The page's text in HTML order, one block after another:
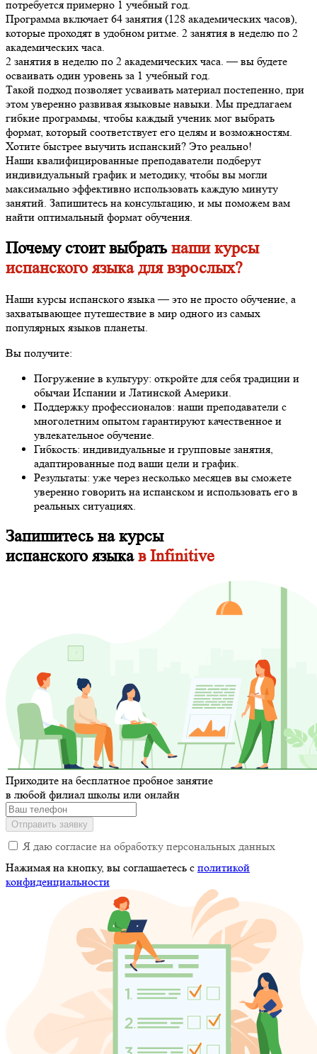
потребуется примерно 1 учебный год.
Программа включает 64 занятия (128 академических часов),
которые проходят в удобном ритме. 2 занятия в неделю по 2
академических часа.
2 занятия в неделю по 2 академических часа. — вы будете
осваивать один уровень за 1 учебный год.
Такой подход позволяет усваивать материал постепенно, при
этом уверенно развивая языковые навыки. Мы предлагаем
гибкие программы, чтобы каждый ученик мог выбрать
формат, который соответствует его целям и возможностям.
Хотите быстрее выучить испанский? Это реально!
Наши квалифицированные преподаватели подберут
индивидуальный график и методику, чтобы вы могли
максимально эффективно использовать каждую минуту
занятий. Запишитесь на консультацию, и мы поможем вам
найти оптимальный формат обучения.
Почему стоит выбратьнаши курсы
испанского языка для взрослых?
Наши курсы испанского языка — это не просто обучение, а
захватывающее путешествие в мир одного из самых
популярных языков планеты.
Вы получите:
Погружение в культуру: откройте для себя традиции и
обычаи Испании и Латинской Америки.
Поддержку профессионалов: наши преподаватели с
многолетним опытом гарантируют качественное и
увлекательное обучение.
Гибкость: индивидуальные и групповые занятия,
адаптированные под ваши цели и график.
Результаты: уже через несколько месяцев вы сможете
уверенно говорить на испанском и использовать его в
реальных ситуациях.
Запишитесь на курсы
испанского языкав Infinitive
Приходите на бесплатное пробное занятие
в любой филиал школы или онлайн
Отправить заявку
Я даю согласие на обработку персональных данных
Нажимая на кнопку, вы соглашаетесь c политикой
конфиденциальности